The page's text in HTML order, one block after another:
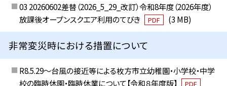
03 20260602差替（2026_5_29_改訂）令和8年度（2026年度）
放課後オープンスクエア利用のてびき
PDF (3 MB)
非常変災時における措置について
R8.5.29～台風の接近等による枚方市立幼稚園・小学校・中学
校の臨時休園・臨時休業について【令和８年度版】
PDF